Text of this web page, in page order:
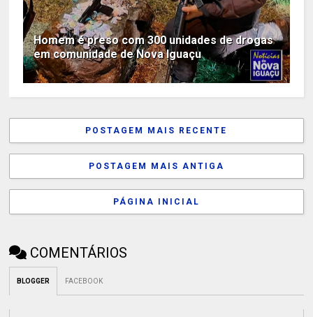
Homem é preso com 300 unidades de drogas
em comunidade de Nova Iguaçu
POSTAGEM MAIS RECENTE
POSTAGEM MAIS ANTIGA
PÁGINA INICIAL
COMENTÁRIOS
BLOGGER FACEBOOK